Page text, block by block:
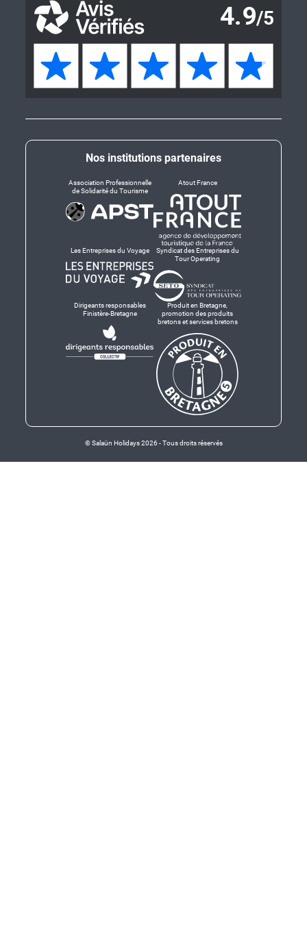
Nos institutions partenaires
Association Professionnelle
de Solidarité du Tourisme
Atout France
Les Entreprises du Voyage
Syndicat des Entreprises du
Tour Operating
Dirigeants responsables
Finistère-Bretagne
Produit en Bretagne,
promotion des produits
bretons et services bretons
© Salaün Holidays 2026 - Tous droits réservés